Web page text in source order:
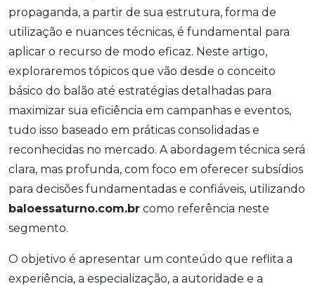
propaganda, a partir de sua estrutura, forma de
utilização e nuances técnicas, é fundamental para
aplicar o recurso de modo eficaz. Neste artigo,
exploraremos tópicos que vão desde o conceito
básico do balão até estratégias detalhadas para
maximizar sua eficiência em campanhas e eventos,
tudo isso baseado em práticas consolidadas e
reconhecidas no mercado. A abordagem técnica será
clara, mas profunda, com foco em oferecer subsídios
para decisões fundamentadas e confiáveis, utilizando
baloessaturno.com.br como referência neste
segmento.
O objetivo é apresentar um conteúdo que reflita a
experiência, a especialização, a autoridade e a